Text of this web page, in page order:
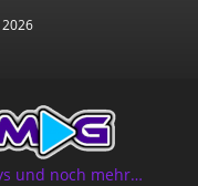
und noch mehr…